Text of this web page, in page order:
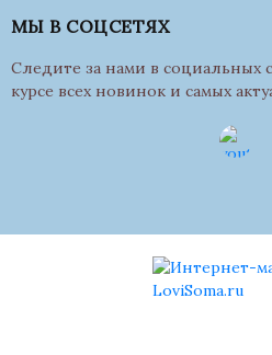
МЫ В СОЦСЕТЯХ
Следите за нами в социальных
курсе всех новинок и самых